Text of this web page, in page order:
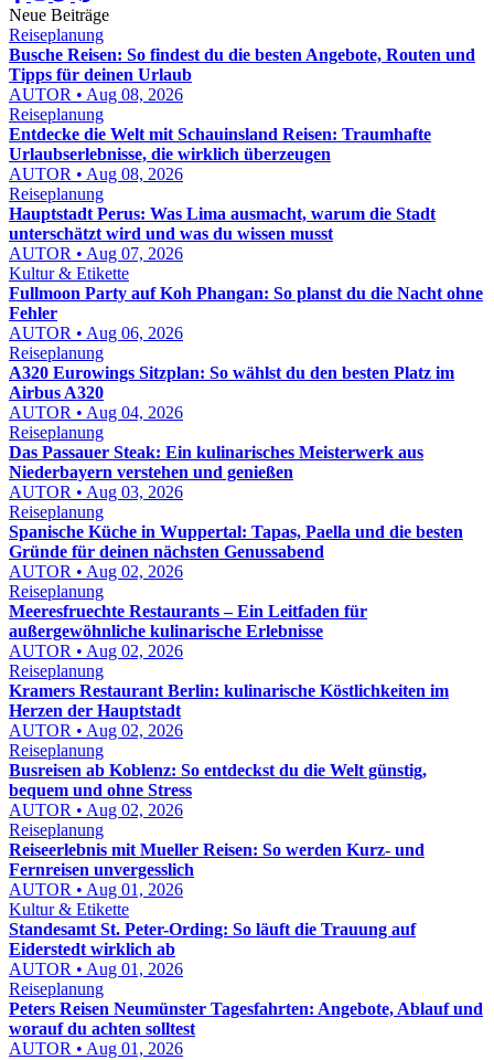
Neue Beiträge
Reiseplanung
Busche Reisen: So findest du die besten Angebote, Routen und
Tipps für deinen Urlaub
AUTOR • Aug 08, 2026
Reiseplanung
Entdecke die Welt mit Schauinsland Reisen: Traumhafte
Urlaubserlebnisse, die wirklich überzeugen
AUTOR • Aug 08, 2026
Reiseplanung
Hauptstadt Perus: Was Lima ausmacht, warum die Stadt
unterschätzt wird und was du wissen musst
AUTOR • Aug 07, 2026
Kultur & Etikette
Fullmoon Party auf Koh Phangan: So planst du die Nacht ohne
Fehler
AUTOR • Aug 06, 2026
Reiseplanung
A320 Eurowings Sitzplan: So wählst du den besten Platz im
Airbus A320
AUTOR • Aug 04, 2026
Reiseplanung
Das Passauer Steak: Ein kulinarisches Meisterwerk aus
Niederbayern verstehen und genießen
AUTOR • Aug 03, 2026
Reiseplanung
Spanische Küche in Wuppertal: Tapas, Paella und die besten
Gründe für deinen nächsten Genussabend
AUTOR • Aug 02, 2026
Reiseplanung
Meeresfruechte Restaurants – Ein Leitfaden für
außergewöhnliche kulinarische Erlebnisse
AUTOR • Aug 02, 2026
Reiseplanung
Kramers Restaurant Berlin: kulinarische Köstlichkeiten im
Herzen der Hauptstadt
AUTOR • Aug 02, 2026
Reiseplanung
Busreisen ab Koblenz: So entdeckst du die Welt günstig,
bequem und ohne Stress
AUTOR • Aug 02, 2026
Reiseplanung
Reiseerlebnis mit Mueller Reisen: So werden Kurz- und
Fernreisen unvergesslich
AUTOR • Aug 01, 2026
Kultur & Etikette
Standesamt St. Peter-Ording: So läuft die Trauung auf
Eiderstedt wirklich ab
AUTOR • Aug 01, 2026
Reiseplanung
Peters Reisen Neumünster Tagesfahrten: Angebote, Ablauf und
worauf du achten solltest
AUTOR • Aug 01, 2026